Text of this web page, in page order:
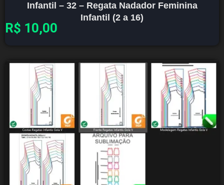
Infantil – 32 – Regata Nadador Feminina
Infantil (2 a 16)
R$ 10,00